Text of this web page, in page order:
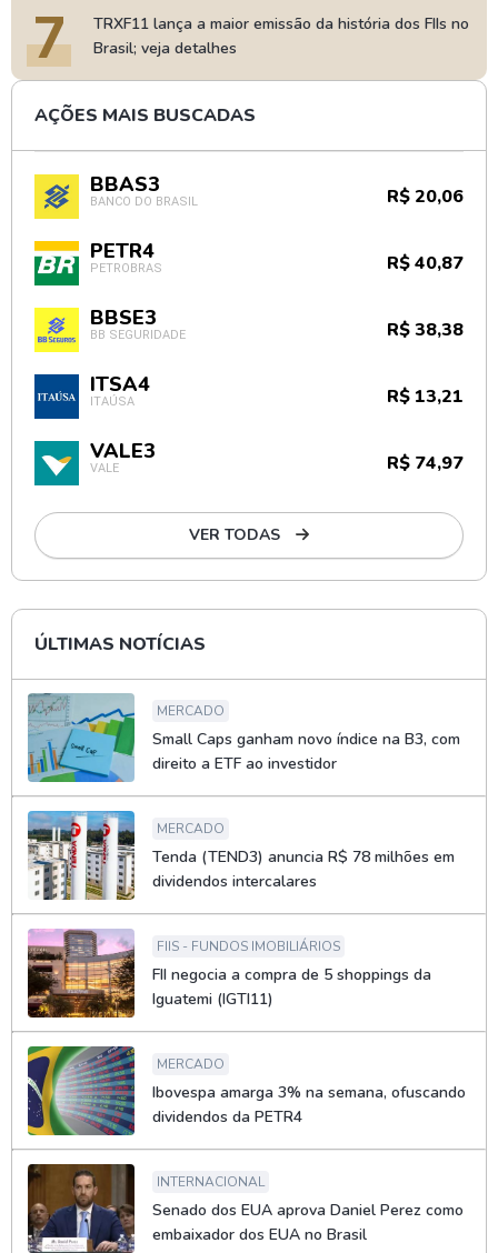
7
TRXF11 lança a maior emissão da história dos FIIs no
Brasil; veja detalhes
AÇÕES MAIS BUSCADAS
BBAS3
BANCO DO BRASIL R$ 20,06
PETR4
PETROBRAS R$ 40,87
BBSE3
BB SEGURIDADE R$ 38,38
ITSA4
ITAÚSA R$ 13,21
VALE3
VALE R$ 74,97
VER TODAS
ÚLTIMAS NOTÍCIAS
MERCADO
Small Caps ganham novo índice na B3, com
direito a ETF ao investidor
MERCADO
Tenda (TEND3) anuncia R$ 78 milhões em
dividendos intercalares
FIIS - FUNDOS IMOBILIÁRIOS
FII negocia a compra de 5 shoppings da
Iguatemi (IGTI11)
MERCADO
Ibovespa amarga 3% na semana, ofuscando
dividendos da PETR4
INTERNACIONAL
Senado dos EUA aprova Daniel Perez como
embaixador dos EUA no Brasil